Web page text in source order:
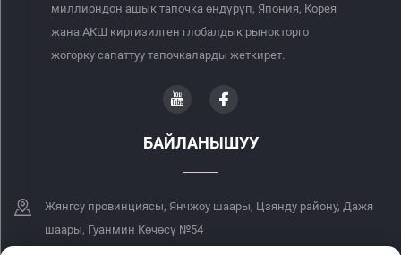
миллиондон ашык тапочка өндүрүп, Япония, Корея
жана АКШ киргизилген глобалдык рынокторго
жогорку сапаттуу тапочкаларды жеткирет.
БАЙЛАНЫШУУ
Жянгсу провинциясы, Янчжоу шаары, Цзянду району, Дажя
шаары, Гуанмин Көчөсү №54